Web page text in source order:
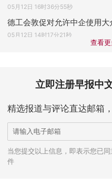
05月12日 16时36分55秒
德工会敦促对允许中企使用
05月12日 14时17分21秒
查看更
立即注册早报中
精选报道与评论直达邮箱
当您提交以上信息，即表示您已
件